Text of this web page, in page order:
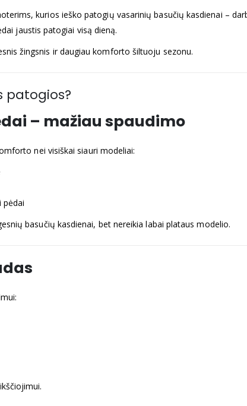
kurios ieško patogių vasarinių basučių kasdienai –
jaustis patogiai visą dieną.
žingsnis ir daugiau komforto šiltuoju sezonu.
patogios?
– mažiau spaudimo
nei visiškai siauri modeliai:
pėdai
basučių kasdienai, bet nereikia labai plataus modelio.